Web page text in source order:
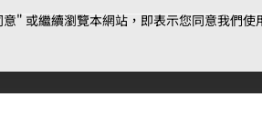
" 或繼續瀏覽本網站，即表示您同意我們使